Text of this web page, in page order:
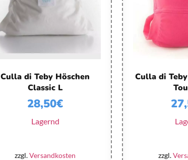
Culla di Teby Höschen
Classic L
28,50€
Lagernd
zzgl.Versandkosten
Culla di
zzgl.